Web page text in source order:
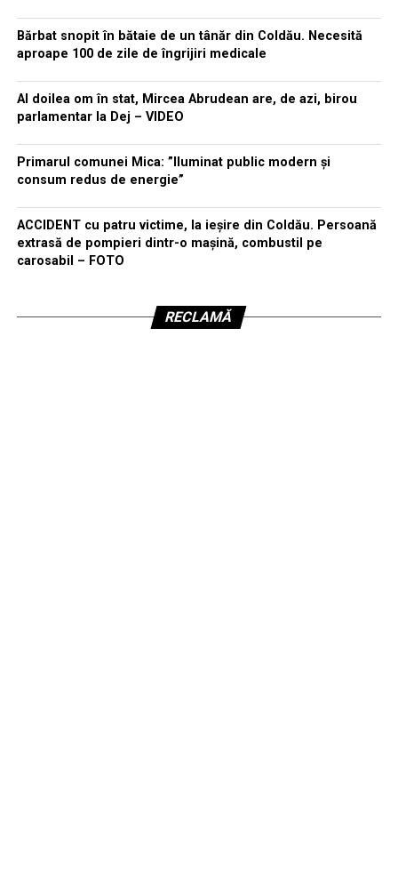
Bărbat snopit în bătaie de un tânăr din Coldău. Necesită
aproape 100 de zile de îngrijiri medicale
Al doilea om în stat, Mircea Abrudean are, de azi, birou
parlamentar la Dej – VIDEO
Primarul comunei Mica: ”Iluminat public modern și
consum redus de energie”
ACCIDENT cu patru victime, la ieșire din Coldău. Persoană
extrasă de pompieri dintr-o mașină, combustil pe
carosabil – FOTO
RECLAMĂ